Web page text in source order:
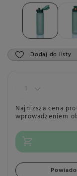
Dodaj do listy
Najniższa cena
wprowadzeniem